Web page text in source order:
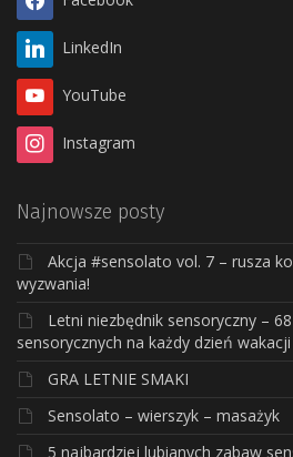
LinkedIn
YouTube
Instagram
Najnowsze posty
Akcja #sensolato vol. 7 – rusza
wyzwania!
Letni niezbędnik sensoryczny –
sensorycznych na każdy dzień wakacji
GRA LETNIE SMAKI
Sensolato – wierszyk – masażyk
5 najbardziej lubianych zabaw